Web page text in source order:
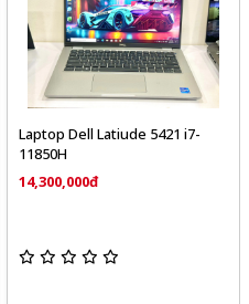
7-9 tiếng Hệ điều hành Windows
11 Pro bản quyền Trọng lượng
Khoảng 1.7kg – mỏng nhẹ, sang
trọng
Laptop Dell Latiude 5421 i7-
11850H
14,300,000đ